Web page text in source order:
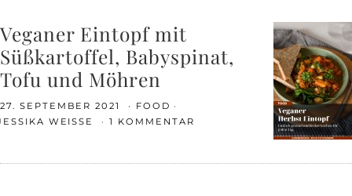
Veganer Eintopf mit
Süßkartoffel, Babyspinat,
Tofu und Möhren
27. SEPTEMBER 2021
FOOD
WEISSE
1 KOMMENTAR